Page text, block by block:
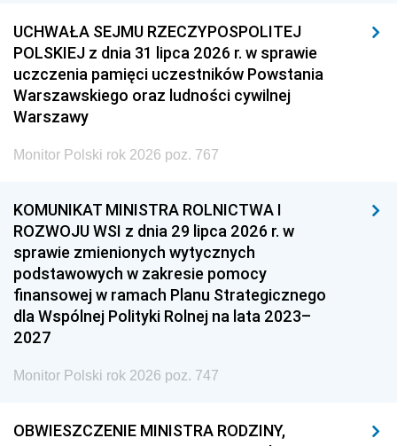
UCHWAŁA SEJMU RZECZYPOSPOLITEJ
POLSKIEJ z dnia 31 lipca 2026 r. w sprawie
uczczenia pamięci uczestników Powstania
Warszawskiego oraz ludności cywilnej
Warszawy
Monitor Polski rok 2026 poz. 767
KOMUNIKAT MINISTRA ROLNICTWA I
ROZWOJU WSI z dnia 29 lipca 2026 r. w
sprawie zmienionych wytycznych
podstawowych w zakresie pomocy
finansowej w ramach Planu Strategicznego
dla Wspólnej Polityki Rolnej na lata 2023–
2027
Monitor Polski rok 2026 poz. 747
OBWIESZCZENIE MINISTRA RODZINY,